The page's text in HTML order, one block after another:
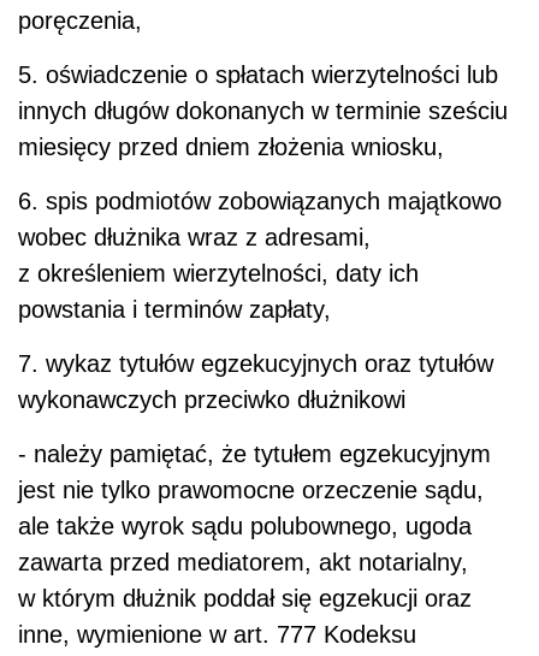
poręczenia,
5. oświadczenie o spłatach wierzytelności lub
innych długów dokonanych w terminie sześciu
miesięcy przed dniem złożenia wniosku,
6. spis podmiotów zobowiązanych majątkowo
wobec dłużnika wraz z adresami,
z określeniem wierzytelności, daty ich
powstania i terminów zapłaty,
7. wykaz tytułów egzekucyjnych oraz tytułów
wykonawczych przeciwko dłużnikowi
- należy pamiętać, że tytułem egzekucyjnym
jest nie tylko prawomocne orzeczenie sądu,
ale także wyrok sądu polubownego, ugoda
zawarta przed mediatorem, akt notarialny,
w którym dłużnik poddał się egzekucji oraz
inne, wymienione w art. 777 Kodeksu